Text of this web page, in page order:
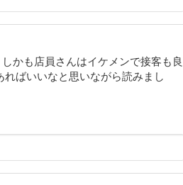
かも店員さんはイケメンで接客も良
ばいいなと思いながら読みまし